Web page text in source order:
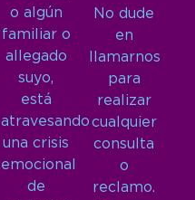
o algún
familiar o
allegado
suyo,
está
atravesando
una crisis
emocional
de
No dude
en
llamarnos
para
realizar
cualquier
consulta
o
reclamo.